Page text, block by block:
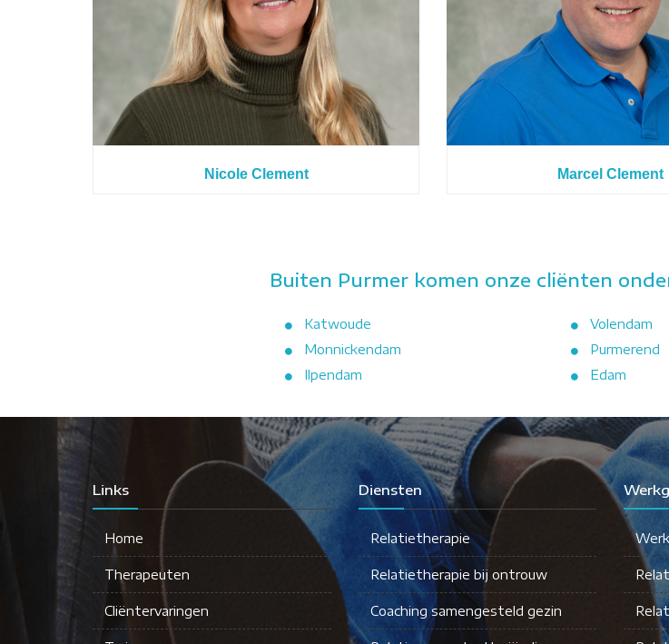
Nicole Clement Marcel Clement
Buiten Purmer komen onze cliënten
Katwoude
Monnickendam
Ilpendam
Volendam
Purmerend
Edam
Links
Home
Therapeuten
Cliëntervaringen
Diensten
Relatietherapie
Relatietherapie bij ontrouw
Coaching samengesteld gezin